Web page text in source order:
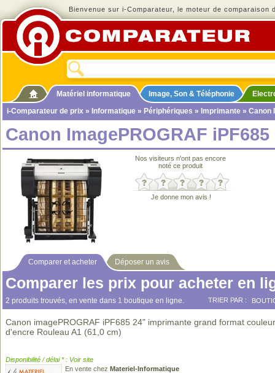
Bienvenue sur i-Comparateur, le moteur de comparaison
Matériel informatique Image, Son & Téléphonie
i-Comparateur de prix » Informatique » Périphériques » Imprimante » Canon
Canon ImagePROGRAF iPF685
Nos visiteurs n'ont pas encore
noté ce produit
Je donne mon avis !
Comparer et acheter Déposer un avis
Comparer les prix pour acheter en
2 produits trouvés, en vente dans 1 boutique en ligne. TRIER PAR :
Canon imagePROGRAF iPF685 24" imprimante grand format
d'encre Rouleau A1 (61,0 cm)
Disponibilité / délai * : Voir site
En vente chez Materiel-Informatique